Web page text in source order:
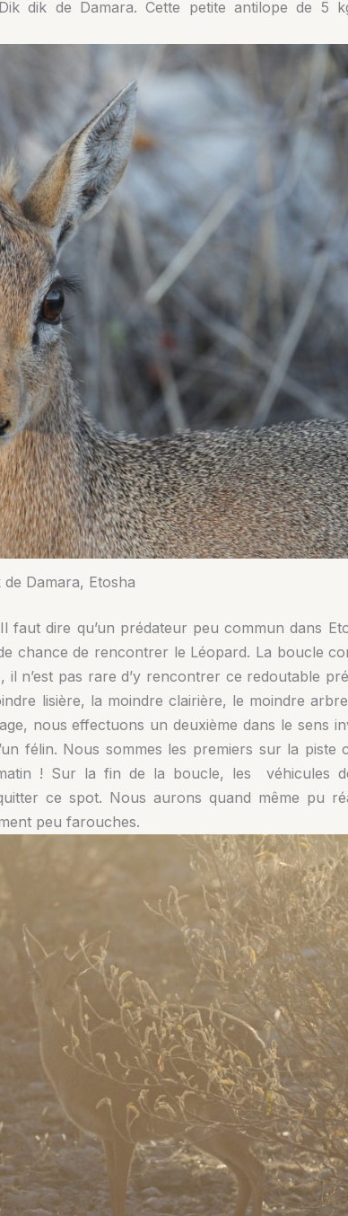
dik de Damara. Cette petite antilope de 5
de Damara, Etosha
dire qu’un prédateur peu commun dans
chance de rencontrer le Léopard. La boucle
n’est pas rare d’y rencontrer ce redoutable
lisière, la moindre clairière, le moindre
nous effectuons un deuxième dans le sens
félin. Nous sommes les premiers sur la piste
! Sur la fin de la boucle, les véhicules
ce spot. Nous aurons quand même pu
peu farouches.